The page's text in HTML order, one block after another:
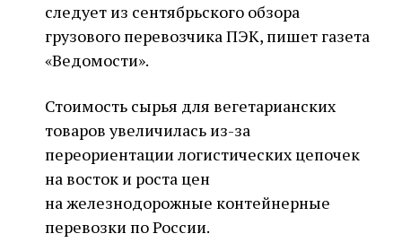
следует из сентябрьского обзора
грузового перевозчика ПЭК, пишет газета
«Ведомости».
Стоимость сырья для вегетарианских
товаров увеличилась из-за
переориентации логистических цепочек
на восток и роста цен
на железнодорожные контейнерные
перевозки по России.